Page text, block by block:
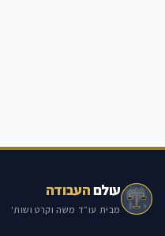
עולםהעבודה
מבית עו״ד משה וקרט ושות'